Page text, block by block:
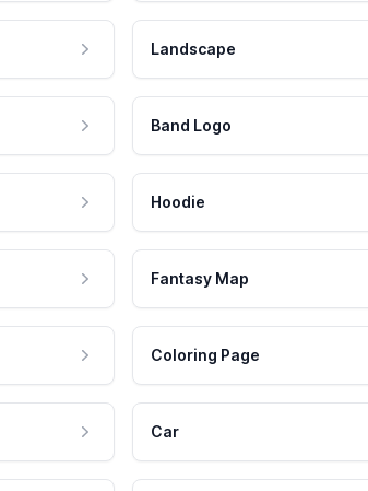
Landscape
Band Logo
Hoodie
Fantasy Map
Coloring Page
Car